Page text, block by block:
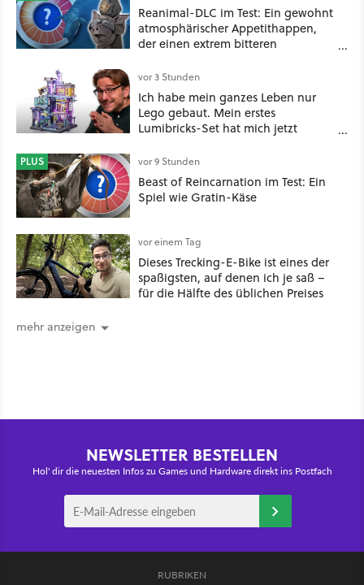
Reanimal-DLC im Test: Ein gewohnt
atmosphärischer Appetithappen,
der einen extrem bitteren
vor 3 Stunden
Ich habe mein ganzes Leben nur
Lego gebaut. Mein erstes
Lumibricks-Set hat mich jetzt
Stack im Test
PLUS vor 9 Stunden
Beast of Reincarnation im Test: Ein
Spiel wie Gratin-Käse
vor einem Tag
Dieses Trecking-E-Bike ist eines der
spaßigsten, auf denen ich je saß –
für die Hälfte des üblichen Preises
mehr anzeigen
NEWSLETTER BESTELLEN
Hol' dir die neuesten Infos zu Games und Hardware direkt ins Postfach
RUBRIKEN